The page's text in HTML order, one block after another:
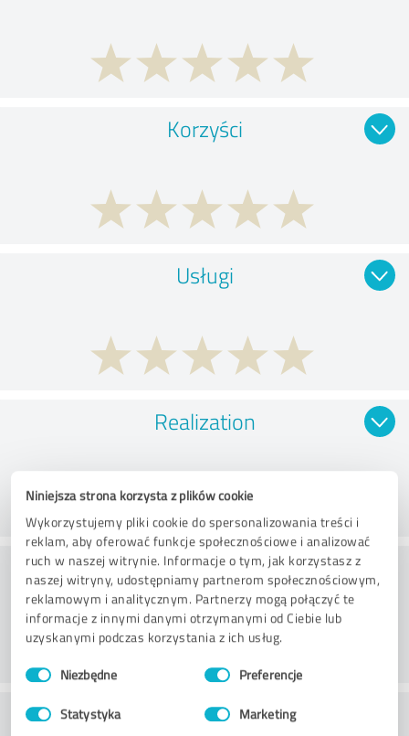
Niniejsza strona korzysta z plików cookie
Wykorzystujemy pliki cookie do spersonalizowania treści i
reklam, aby oferować funkcje społecznościowe i analizować
ruch w naszej witrynie. Informacje o tym, jak korzystasz z
naszej witryny, udostępniamy partnerom społecznościowym,
reklamowym i analitycznym. Partnerzy mogą połączyć te
informacje z innymi danymi otrzymanymi od Ciebie lub
uzyskanymi podczas korzystania z ich usług.
Wybór
zgody Niezbędne Preferencje
Statystyka Marketing
Korzyści
Usługi
Realization
Doradztwo
Obsługa klienta